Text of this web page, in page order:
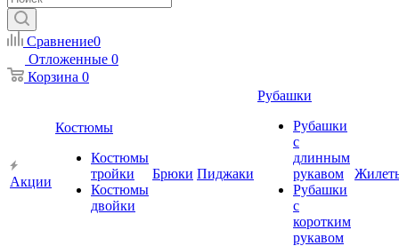
Сравнение0
Отложенные 0
Корзина 0
Акции
Костюмы
Костюмы
тройки
Костюмы
двойки
Брюки Пиджаки
Рубашки
Рубашки
с
длинным
рукавом
Рубашки
с
коротким
рукавом